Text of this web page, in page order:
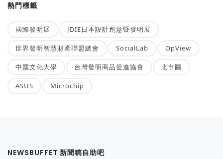
熱門標籤
國際發明展 JDIE日本設計創意暨發明展
世界發明智慧財產聯盟總會 SocialLab OpView
中國文化大學 台灣發明商品促進協會 北市圖
ASUS Microchip
NEWSBUFFET 新聞稿自助吧